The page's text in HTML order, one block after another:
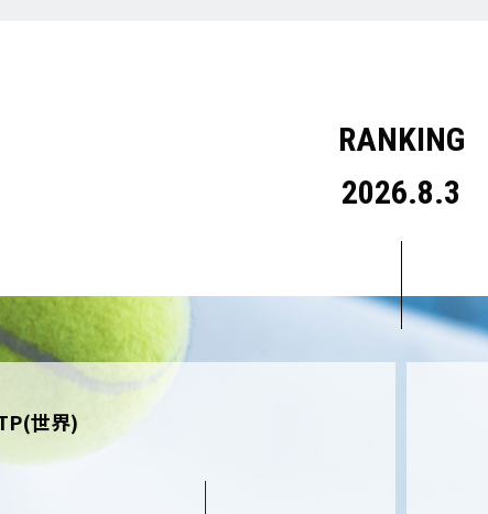
RANKING
2026.8.3
世界)